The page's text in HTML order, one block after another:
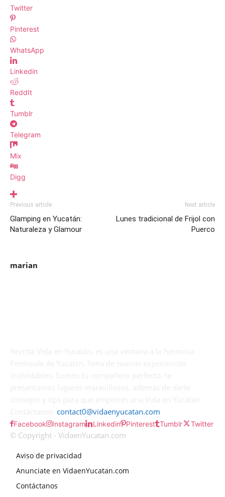
Twitter
Pinterest
WhatsApp
Linkedin
ReddIt
Tumblr
Telegram
Mix
Digg
Previous article
Glamping en Yucatán:
Naturaleza y Glamour
Next article
Lunes tradicional de Frijol con
Puerco
marian
contact0@vidaenyucatan.com
Facebook Instagram Linkedin Pinterest Tumblr Twitter
© Copyright - VidaenYucatan.com
Aviso de privacidad
Anunciate en VidaenYucatan.com
Contáctanos